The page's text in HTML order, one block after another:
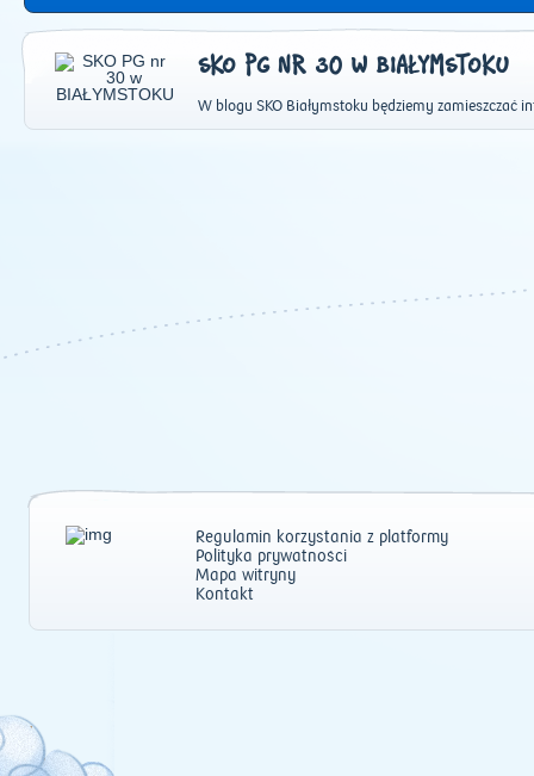
SKO PG NR 30 W BIAŁYMSTOKU
W blogu SKO Białymstoku będziemy zamieszczać
Regulamin korzystania z platformy
Polityka prywatności
Mapa witryny
Kontakt